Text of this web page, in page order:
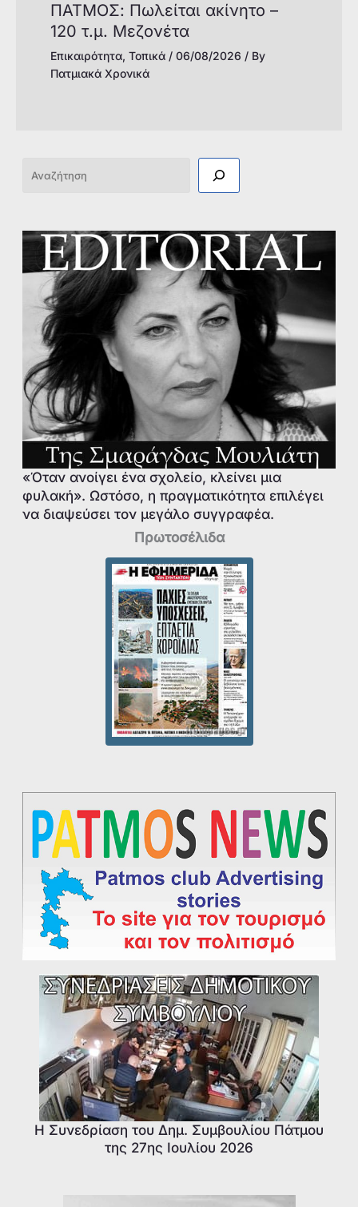
ΠΑΤΜΟΣ: Πωλείται ακίνητο –
120 τ.μ. Μεζονέτα
Επικαιρότητα, Τοπικά/ 06/08/2026 / By
Πατμιακά Χρονικά
Αναζήτηση
«Όταν ανοίγει ένα σχολείο, κλείνει μια
φυλακή». Ωστόσο, η πραγματικότητα επιλέγει
να διαψεύσει τον μεγάλο συγγραφέα.
Πρωτοσέλιδα
Η Συνεδρίαση του Δημ. Συμβουλίου Πάτμου
της 27ης Ιουλίου 2026